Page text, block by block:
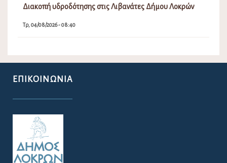
Διακοπή υδροδότησης στις Λιβανάτες Δήμου Λοκρών
Τρ, 04/08/2026 - 08:40
ΕΠΙΚΟΙΝΩΝΊΑ